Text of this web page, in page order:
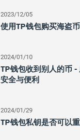
2023/12/05
使用TP钱包购买海盗币
2024/01/10
TP钱包收到别人的币 -
安全与便利
2024/01/29
TP钱包私钥是否可以